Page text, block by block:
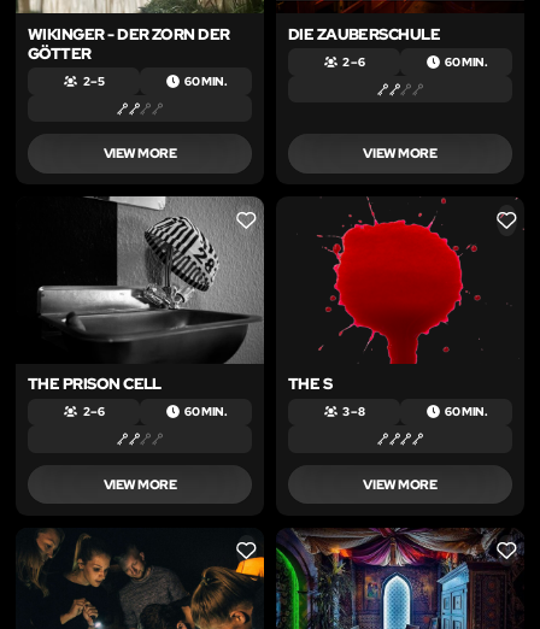
WIKINGER - DER ZORN DER
GÖTTER
2 – 5 60 MIN.
VIEW MORE
DIE ZAUBERSCHULE
2 – 6 60 MIN.
VIEW MORE
LIKE
THE PRISON CELL
2 – 6 60 MIN.
VIEW MORE
LIKE
THE S
3 – 8 60 MIN.
VIEW MORE
LIKE LIKE